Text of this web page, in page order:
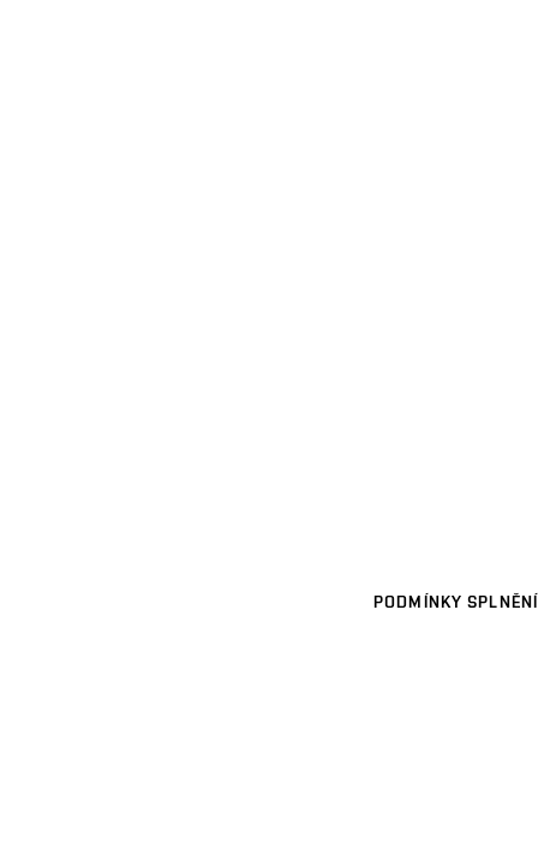
PODMÍNKY SPLNĚNÍ